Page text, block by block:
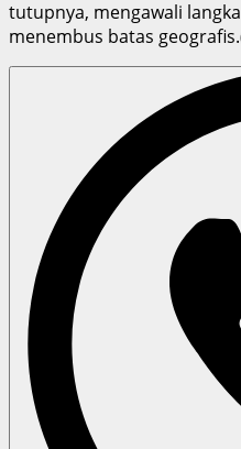
tutupnya, mengawali
menembus batas